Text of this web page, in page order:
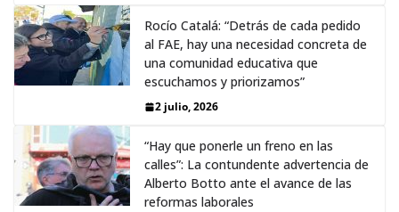
Rocío Catalá: “Detrás de cada pedido
al FAE, hay una necesidad concreta de
una comunidad educativa que
escuchamos y priorizamos”
2 julio, 2026
“Hay que ponerle un freno en las
calles”: La contundente advertencia de
Alberto Botto ante el avance de las
reformas laborales